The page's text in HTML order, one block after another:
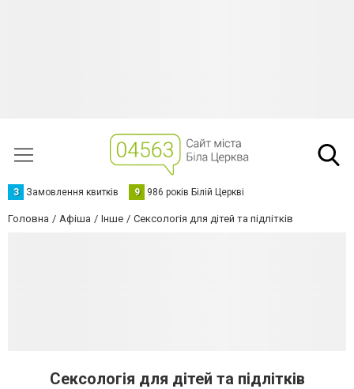
З Замовлення квитків 9 986 років Білій Церкві
Головна Афіша Інше Сексологія для дітей та підлітків
Сексологія для дітей та підлітків